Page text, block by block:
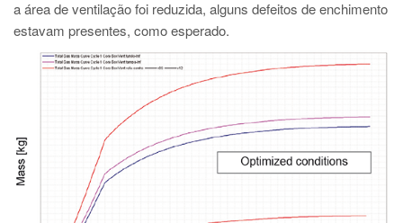
a área de ventilação foi reduzida, alguns defeitos de enchimento
estavam presentes, como esperado.